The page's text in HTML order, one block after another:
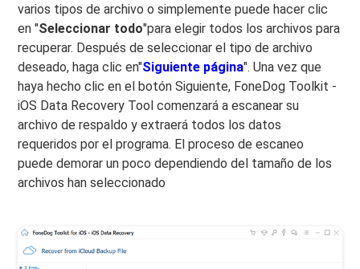
varios tipos de archivo o simplemente puede hacer clic
en "Seleccionar todo"para elegir todos los archivos para
recuperar. Después de seleccionar el tipo de archivo
deseado, haga clic en"Siguiente página". Una vez que
haya hecho clic en el botón Siguiente, FoneDog Toolkit -
iOS Data Recovery Tool comenzará a escanear su
archivo de respaldo y extraerá todos los datos
requeridos por el programa. El proceso de escaneo
puede demorar un poco dependiendo del tamaño de los
archivos han seleccionado